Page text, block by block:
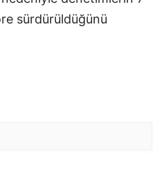
sürdürüldüğünü